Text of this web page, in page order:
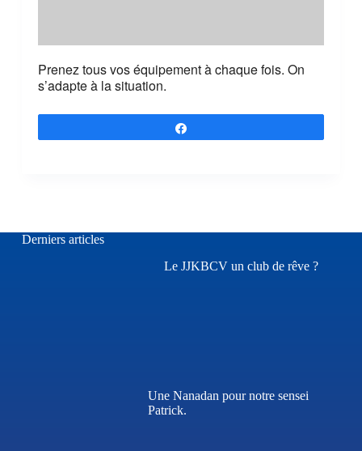
Prenez tous vos équipement à chaque fois. On
s’adapte à la situation.
Derniers articles
Le JJKBCV un club de rêve ?
Une Nanadan pour notre sensei
Patrick.